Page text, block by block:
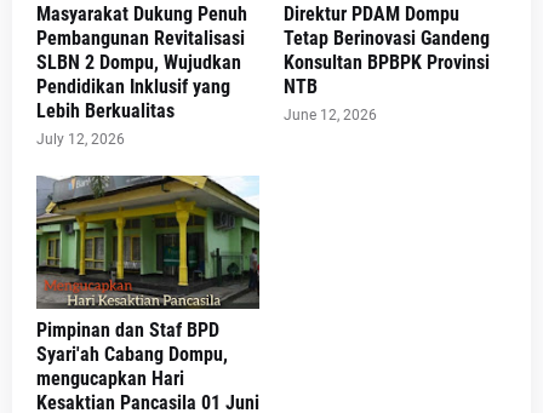
Masyarakat Dukung Penuh
Pembangunan Revitalisasi
SLBN 2 Dompu, Wujudkan
Pendidikan Inklusif yang
Lebih Berkualitas
July 12, 2026
Direktur PDAM Dompu
Tetap Berinovasi Gandeng
Konsultan BPBPK Provinsi
NTB
June 12, 2026
Pimpinan dan Staf BPD
Syari'ah Cabang Dompu,
mengucapkan Hari
Kesaktian Pancasila 01 Juni